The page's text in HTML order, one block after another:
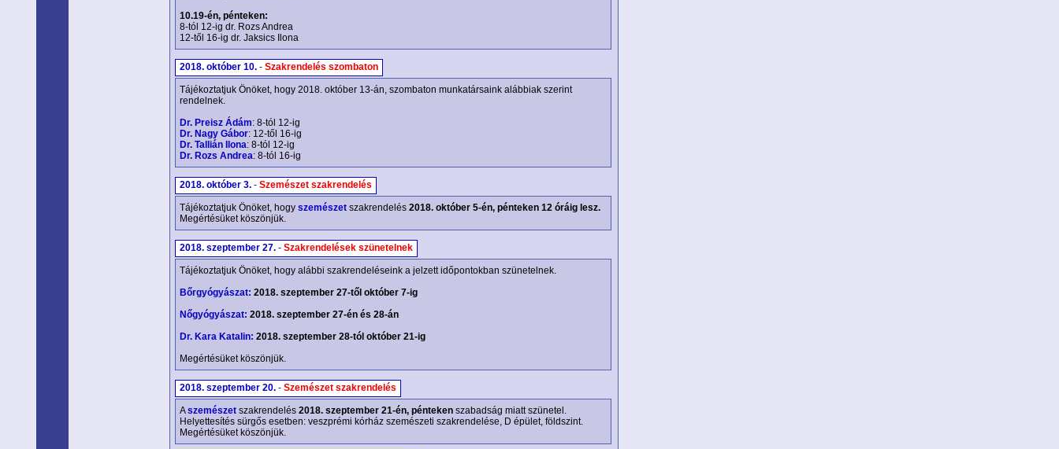
10.19-én, pénteken:
8-tól 12-ig dr. Rozs Andrea
12-től 16-ig dr. Jaksics Ilona
2018. október 10. - Szakrendelés szombaton
Tájékoztatjuk Önöket, hogy 2018. október 13-án, szombaton munkatársaink alábbiak szerint
rendelnek.
Dr. Preisz Ádám: 8-tól 12-ig
Dr. Nagy Gábor: 12-től 16-ig
Dr. Tallián Ilona: 8-tól 12-ig
Dr. Rozs Andrea: 8-tól 16-ig
2018. október 3. - Szemészet szakrendelés
Tájékoztatjuk Önöket, hogy szemészet szakrendelés 2018. október 5-én, pénteken 12 óráig lesz.
Megértésüket köszönjük.
2018. szeptember 27. - Szakrendelések szünetelnek
Tájékoztatjuk Önöket, hogy alábbi szakrendeléseink a jelzett időpontokban szünetelnek.
Bőrgyógyászat: 2018. szeptember 27-től október 7-ig
Nőgyógyászat: 2018. szeptember 27-én és 28-án
Dr. Kara Katalin: 2018. szeptember 28-tól október 21-ig
Megértésüket köszönjük.
2018. szeptember 20. - Szemészet szakrendelés
Aszemészet szakrendelés 2018. szeptember 21-én, pénteken szabadság miatt szünetel.
Helyettesítés sürgős esetben: veszprémi kórház szemészeti szakrendelése, D épület, földszint.
Megértésüket köszönjük.